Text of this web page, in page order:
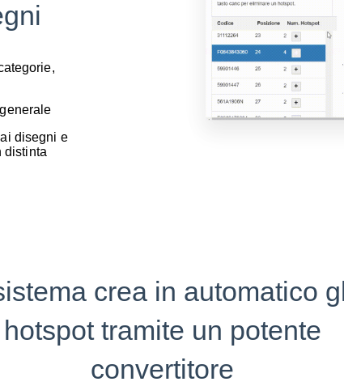
disegni e
distinta
crea in automatico
hotspot tramite un potente
convertitore